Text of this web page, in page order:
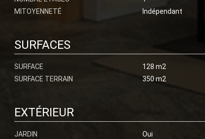
MITOYENNETÉ
Indépendant
SURFACES
SURFACE
128 m2
SURFACE TERRAIN
350 m2
EXTÉRIEUR
JARDIN
Oui